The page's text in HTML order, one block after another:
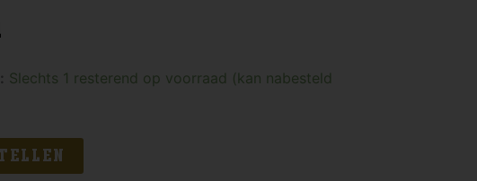
Slechts 1 resterend op voorraad (kan nabesteld